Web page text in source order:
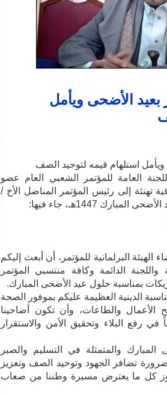
الأضحى ويأمل
استلهام قيمه لتوحيد الصف
العامة للمؤتمر الشعبي العام عضو
تهنئة إلى رئيس المؤتمر المناضل الأخ /
1447هـ، جاء فيها:
البرلمانية للمؤتمر، أن أبعث إليكم
واللجنة الدائمة وكافة منتسبي المؤتمر
بمناسبة حلول عيد الأضحى المبارك.
الدينية العظيمة عليكم بموفور الصحة
الأعمال والطاعات، وأن تكون أضاحينا
في رفع البلاء وتحقيق الأمن والاستقرار
والمتمثلة في التسليم والصبر
ضرورة تضافر الجهود وتوحيد الصف وتعزيز
كل ما يعترض مسيرة وطننا من صعاب